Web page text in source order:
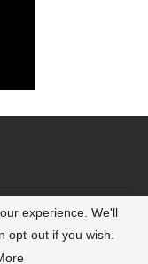
Reserved
experience. We'll
opt-out if you wish.